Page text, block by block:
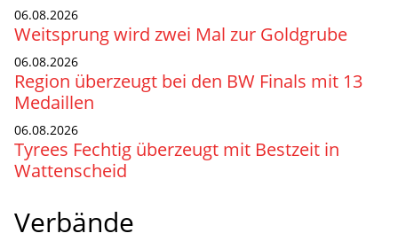
06.08.2026
Weitsprung wird zwei Mal zur Goldgrube
06.08.2026
Region überzeugt bei den BW Finals mit 13
Medaillen
06.08.2026
Tyrees Fechtig überzeugt mit Bestzeit in
Wattenscheid
Verbände